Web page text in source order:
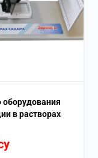
оборудования
в растворах